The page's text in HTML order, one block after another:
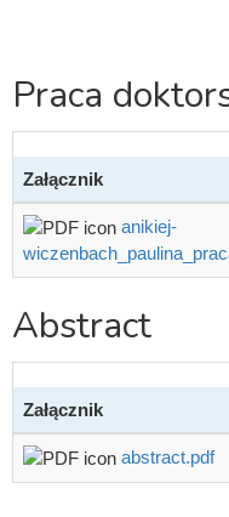
Praca
Załącznik
anikiej-
Abstract
Załącznik
abstract.pdf